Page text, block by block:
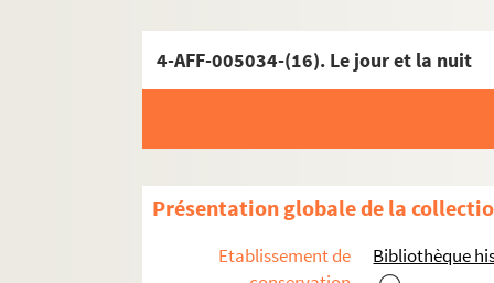
4-AFF-005034-(16). Le jour et la nuit
Présentation globale de la
Etablissement de
Bibliothèque
Direction Didier Bezace (1997-2014)
4-AFF-005034-(03).
4-AFF-005034-(05). Le